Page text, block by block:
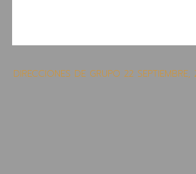
DIRECCIONES DE GRUPO 22